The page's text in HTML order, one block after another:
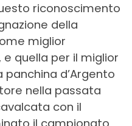
riconoscimento
della
miglior
e quella per il miglior
panchina d’Argento
nella passata
con il